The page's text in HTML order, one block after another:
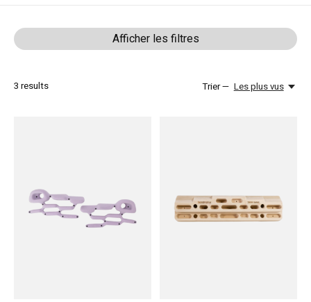
Afficher les filtres
3 results Trier — Les plus vus